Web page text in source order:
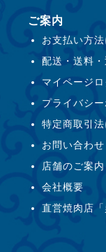
ご案内
お支払い方
配送・送料
マイページ
プライバシ
特定商取引
お問い合わせ
店舗のご案内
会社概要
直営焼肉店「